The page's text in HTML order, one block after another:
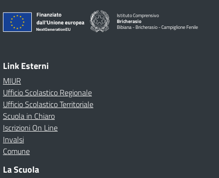
Istituto Comprensivo
Bricherasio
Bibiana - Bricherasio - Campiglione Fenile
Link Esterni
MIUR
Ufficio Scolastico Regionale
Ufficio Scolastico Territoriale
Scuola in Chiaro
Iscrizioni On Line
Invalsi
Comune
La Scuola